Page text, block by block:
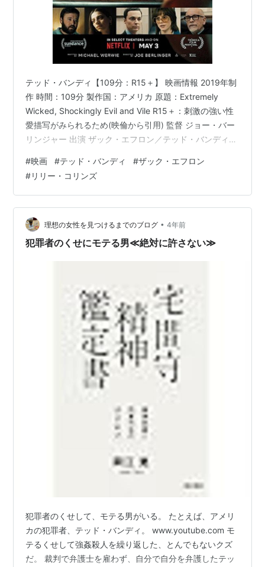
テッド・バンディ【109分：R15＋】 映画情報 2019年制
作 時間：109分 製作国：アメリカ 原題：Extremely
Wicked, Shockingly Evil and Vile R15＋：刺激の強い性
愛描写がみられるため(映倫から引用) 監督 ジョー・バー
リンジャー 出演 ザック・エフロン／テッド・バンディリ
デラーリオ／キャロル・アン・ブーン あらすじ 観ようと
思ったきっかけ 面白そうだったから ネタバレ感想
#映画 #テッド・バンディ #ザック・エフロン
#リリー・コリンズ
理想の女性を見つけるまでのブログ • 4年前
犯罪者のくせにモテる男≪絶対に許さない≫
犯罪者のくせして、モテる男がいる。 たとえば、アメリ
カの犯罪者、テッド・バンディ。 www.youtube.com モ
テるくせして強姦殺人を繰り返した、とんでもないクズ
だ。 裁判で弁護士を雇わず、自分で自分を弁護したテッ